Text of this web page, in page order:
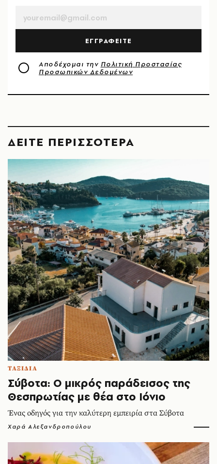
ΕΓΓΡΑΦΕΙΤΕ
Αποδέχομαι την Πολιτική Προστασίας
Προσωπικών Δεδομένων
ΔΕΙΤΕ ΠΕΡΙΣΣΟΤΕΡΑ
ΤΑΞΙΔΙΑ
Σύβοτα: Ο μικρός παράδεισος της
Θεσπρωτίας με θέα στο Ιόνιο
Ένας οδηγός για την καλύτερη εμπειρία στα Σύβοτα
Χαρά Αλεξανδροπούλου